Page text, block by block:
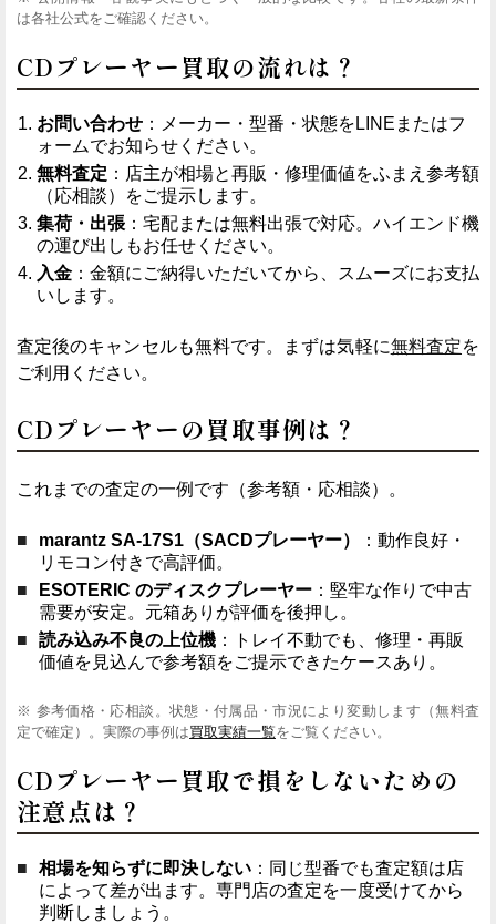
は各社公式をご確認ください。
CDプレーヤー買取の流れは？
お問い合わせ：メーカー・型番・状態をLINEまたはフ
ォームでお知らせください。
無料査定 ：店主が相場と再販・修理価値をふまえ参考額
（応相談）をご提示します。
集荷・出張：宅配または無料出張で対応。ハイエンド機
の運び出しもお任せください。
入金：金額にご納得いただいてから、スムーズにお支払
いします。
査定後のキャンセルも無料です。まずは気軽に無料査定を
ご利用ください。
CDプレーヤーの買取事例は？
これまでの査定の一例です（参考額・応相談）。
marantz SA-17S1（SACDプレーヤー）
：動作良好・
リモコン付きで高評価。
ESOTERIC のディスクプレーヤー ：堅牢な作りで中古
需要が安定。元箱ありが評価を後押し。
読み込み不良の上位機 ：トレイ不動でも、修理・再販
価値を見込んで参考額をご提示できたケースあり。
※ 参考価格・応相談。状態・付属品・市況により変動します（無料査
定で確定）。実際の事例は買取実績一覧をご覧ください。
CDプレーヤー買取で損をしないための
注意点は？
相場を知らずに即決しない ：同じ型番でも査定額は店
によって差が出ます。専門店の査定を一度受けてから
判断しましょう。